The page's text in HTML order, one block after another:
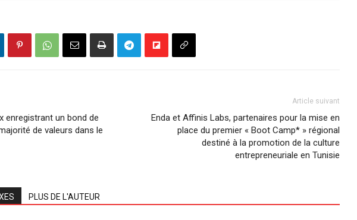
enregistrant un bond de
de valeurs dans le
Article suivant
Enda et Affinis Labs, partenaires pour la mise en
place du premier « Boot Camp* » régional
destiné à la promotion de la culture
entrepreneuriale en Tunisie
PLUS DE L'AUTEUR